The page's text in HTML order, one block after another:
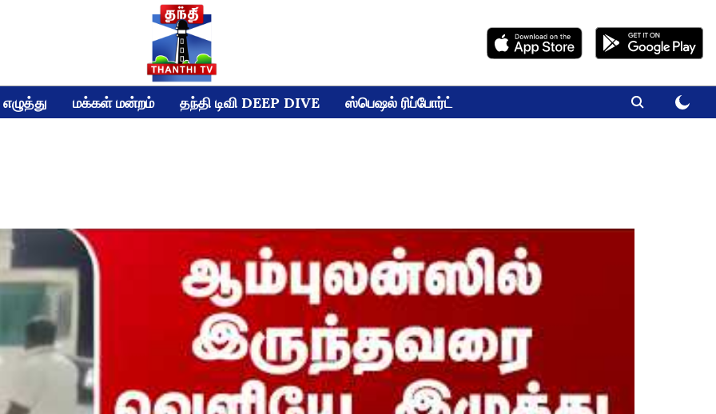
மக்கள் மன்றம் தந்தி டிவி DEEP DIVE ஸ்பெஷல் ரிப்போர்ட்